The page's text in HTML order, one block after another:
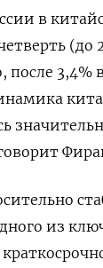
в
после 3,4%
из